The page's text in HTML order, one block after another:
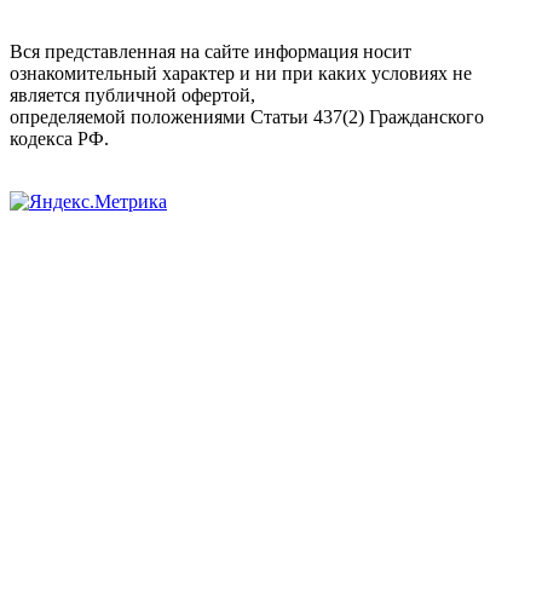
Вся представленная на сайте информация носит
ознакомительный характер и ни при каких условиях не
является публичной офертой,
определяемой положениями Статьи 437(2) Гражданского
кодекса РФ.